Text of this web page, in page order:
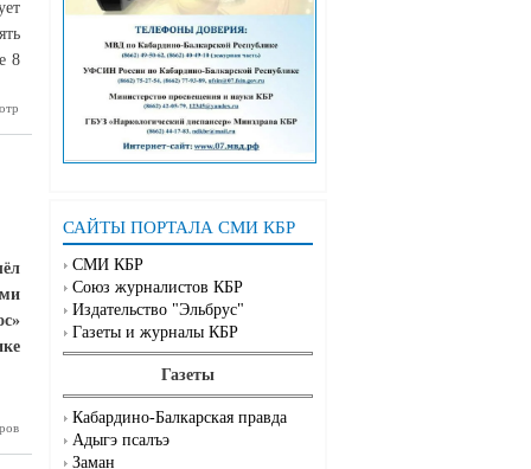
САЙТЫ ПОРТАЛА СМИ КБР
СМИ КБР
Союз журналистов КБР
Издательство "Эльбрус"
Газеты и журналы КБР
Газеты
Кабардино-Балкарская правда
Адыгэ псалъэ
Заман
8